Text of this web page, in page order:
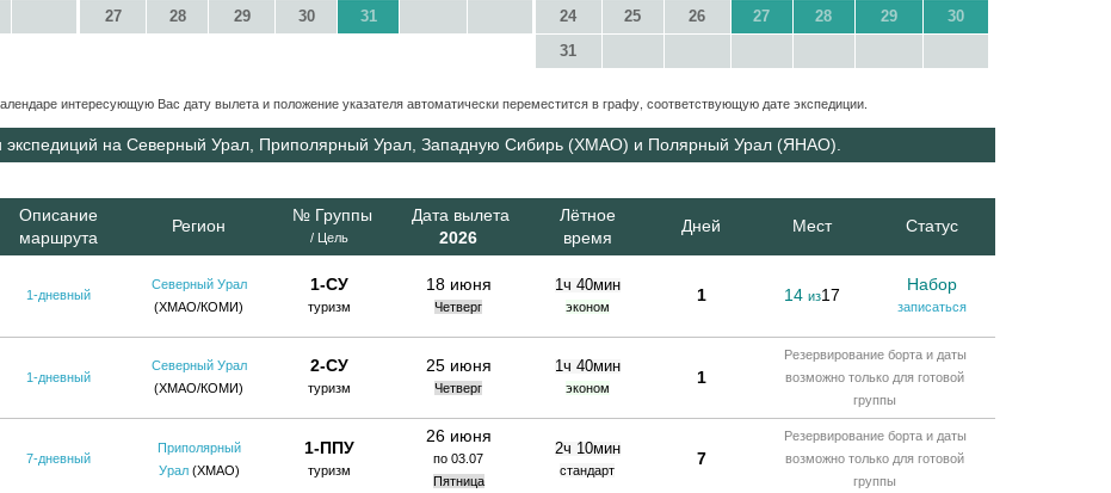
27
28 29 30 31
24
25 26 27 28 29
30
31
интересующую Вас дату вылета и положение указателя автоматически переместится в графу, соответствующую дате экспедиции.
экспедиций на Северный Урал, Приполярный Урал, Западную Сибирь (ХМАО) и Полярный Урал (ЯНАО).
Описание
маршрута
Регион
№ Группы
/ Цель
Дата вылета
2026
Лётное
время
Дней Мест Статус
1-дневный
Северный Урал
(ХМАО/КОМИ)
1-СУ
туризм
18 июня
Четверг
1ч 40мин
эконом
1 14 из17
Набор
записаться
1-дневный
Северный Урал
(ХМАО/КОМИ)
2-СУ
туризм
25 июня
Четверг
1ч 40мин
эконом
1
Резервирование борта и даты
возможно только для готовой
группы
7-дневный
Приполярный
Урал(ХМАО)
1-ППУ
туризм
26 июня
по 03.07
Пятница
2ч 10мин
стандарт
7
Резервирование борта и даты
возможно только для готовой
группы